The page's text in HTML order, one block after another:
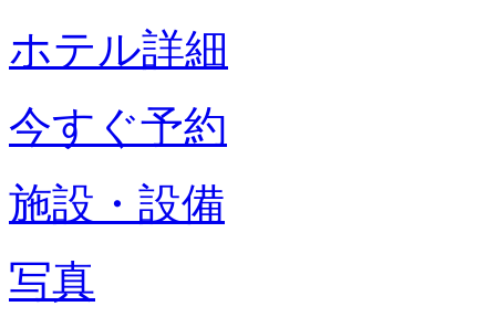
ホテル詳細
今すぐ予約
施設・設備
写真